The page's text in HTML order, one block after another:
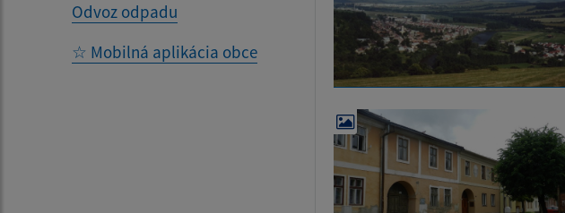
Odvoz odpadu
☆ Mobilná aplikácia obce